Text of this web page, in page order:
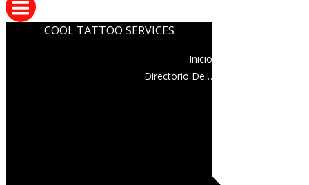
COOL TATTOO SERVICES
Inicio
Directorio De…